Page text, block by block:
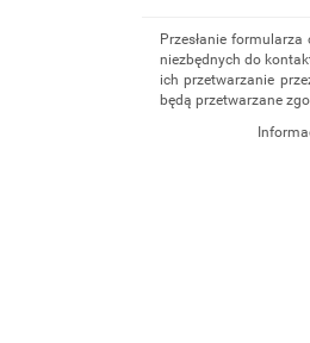
Przesłanie
niezbędnych do
ich przetwarzanie
będą przetwarzane